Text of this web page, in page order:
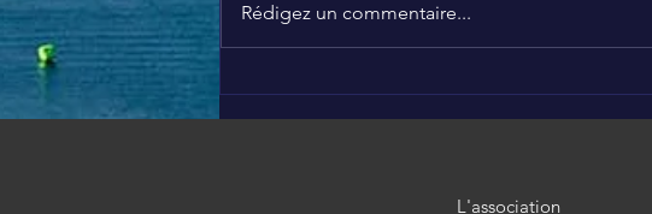
Nous soutenons Brigitte
❤️
Rédigez un commentaire...
L'association